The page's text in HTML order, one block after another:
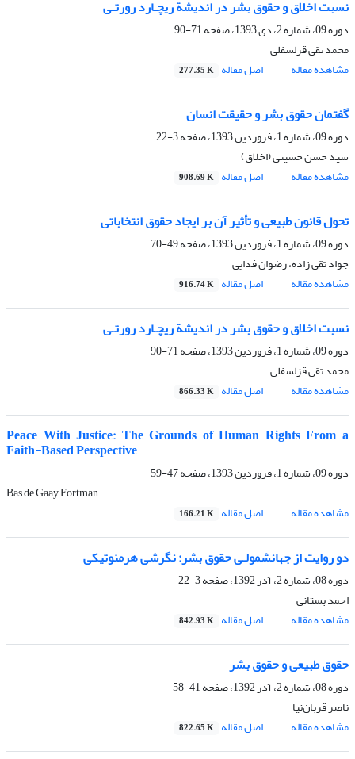
نسبت‌ اخلاق و حقوق بشر در اندیشة ریچـارد رورتـی
دوره 09، شماره 2، دی 1393، صفحه
71-90
محمد تقی قزلسفلی
مشاهده مقاله
اصل مقاله 277.35 K
گفتمان حقوق بشر و حقیقت انسان
دوره 09، شماره 1، فروردین 1393، صفحه
3-22
سید حسن حسینی (اخلاق)
مشاهده مقاله
اصل مقاله 908.69 K
تحول قانون طبیعی و تأثیر آن بر ایجاد حقوق انتخاباتی
دوره 09، شماره 1، فروردین 1393، صفحه
49-70
جواد تقی زاده، رضوان فدایی
مشاهده مقاله
اصل مقاله 916.74 K
نسبت‌ اخلاق و حقوق بشر در اندیشة ریچـارد رورتـی
دوره 09، شماره 1، فروردین 1393، صفحه
71-90
محمد تقی قزلسفلی
مشاهده مقاله
اصل مقاله 866.33 K
Peace With Justice: The Grounds of Human Rights From a
Faith-Based Perspective
دوره 09، شماره 1، فروردین 1393، صفحه
47-59
Bas de Gaay Fortman
مشاهده مقاله
اصل مقاله 166.21 K
دو روایت از جهانشمولـی حقوق بشر: نگرشی هرمنوتیکی
دوره 08، شماره 2، آذر 1392، صفحه
3-22
احمد بستانی
مشاهده مقاله
اصل مقاله 842.93 K
حقوق طبیعی و حقوق بشر
دوره 08، شماره 2، آذر 1392، صفحه
41-58
ناصر قربان‌نیا
مشاهده مقاله
اصل مقاله 822.65 K